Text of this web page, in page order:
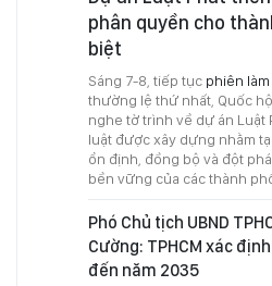
phân quyền cho
biệt
Sáng 7-8, tiếp tục phiên
thường lệ thứ nhất, Quốc
nghe tờ trình về dự án Luật
luật được xây dựng nhằm
ổn định, đồng bộ và đột
bền vững của các thành
Phó Chủ tịch UBND
Cường: TPHCM xác
đến năm 2035